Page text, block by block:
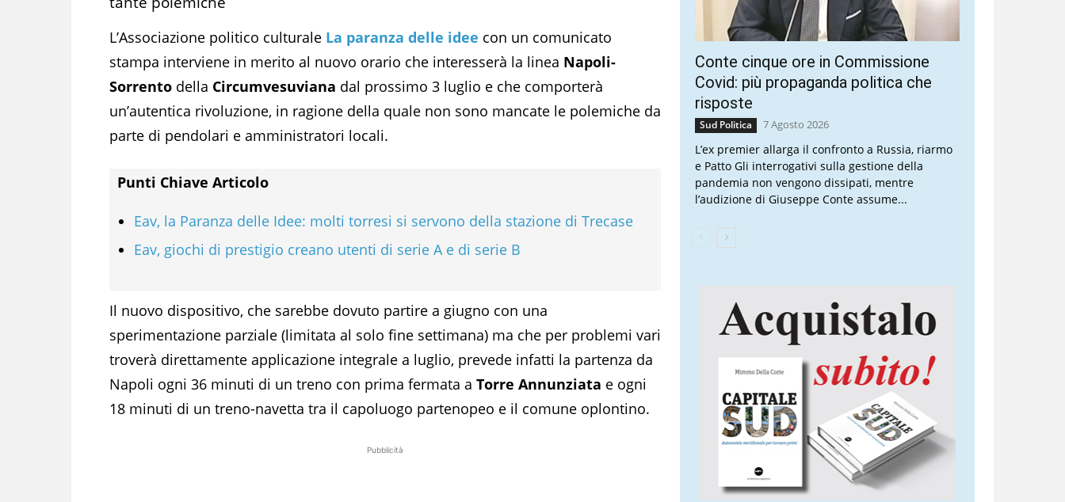
L’Associazione politico culturale La paranza delle idee con un comunicato
stampa interviene in merito al nuovo orario che interesserà la linea Napoli-
Sorrento della Circumvesuviana dal prossimo 3 luglio e che comporterà
un’autentica rivoluzione, in ragione della quale non sono mancate le polemiche da
parte di pendolari e amministratori locali.
Punti Chiave Articolo
Eav, la Paranza delle Idee: molti torresi si servono della stazione di Trecase
Eav, giochi di prestigio creano utenti di serie A e di serie B
Il nuovo dispositivo, che sarebbe dovuto partire a giugno con una
sperimentazione parziale (limitata al solo fine settimana) ma che per problemi vari
troverà direttamente applicazione integrale a luglio, prevede infatti la partenza da
Napoli ogni 36 minuti di un treno con prima fermata a Torre Annunziata e ogni
18 minuti di un treno-navetta tra il capoluogo partenopeo e il comune oplontino.
Pubblicità
Conte cinque ore in Commissione
Covid: più propaganda politica che
risposte
Sud Politica 7 Agosto 2026
L’ex premier allarga il confronto a Russia, riarmo
e Patto Gli interrogativi sulla gestione della
pandemia non vengono dissipati, mentre
l’audizione di Giuseppe Conte assume...